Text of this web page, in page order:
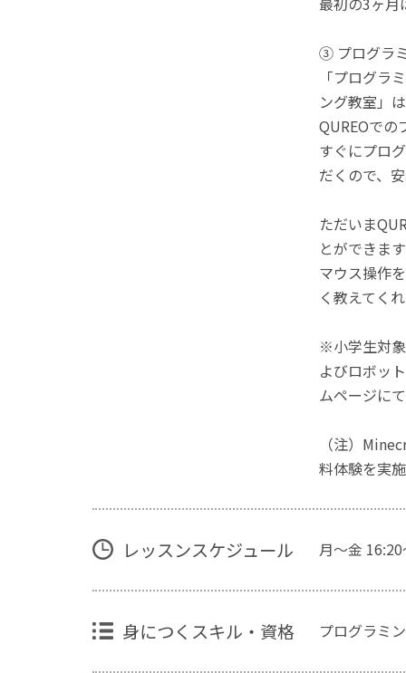
③ プログラ
「プログラ
ング教室」
QUREOで
すぐにプロ
だくので、
ただいま
とができます
マウス操作
く教えてく
※小学生対
よびロボッ
ムページに
（注）
料体験を実
レッスンスケジュール 月～金
身につくスキル・資格 プログラミ